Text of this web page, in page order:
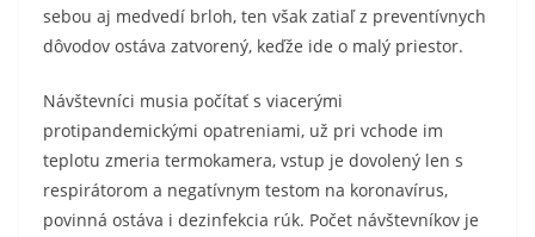
sebou aj medvedí brloh, ten však zatiaľ z preventívnych
dôvodov ostáva zatvorený, keďže ide o malý priestor.
Návštevníci musia počítať s viacerými
protipandemickými opatreniami, už pri vchode im
teplotu zmeria termokamera, vstup je dovolený len s
respirátorom a negatívnym testom na koronavírus,
povinná ostáva i dezinfekcia rúk. Počet návštevníkov je